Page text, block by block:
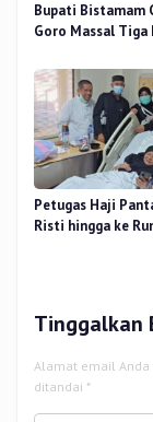
Bupati Bistamam
Goro Massal
Petugas Haji
Risti hingga ke
Tinggalkan
Alamat email
ditandai *